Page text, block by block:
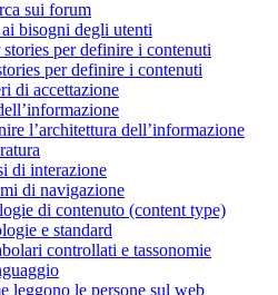
sui forum
bisogni degli utenti
per definire i contenuti
per definire i contenuti
di accettazione
l’architettura dell’informazione
di interazione
di navigazione
di contenuto (content type)
e standard
controllati e tassonomie
leggono le persone sul web